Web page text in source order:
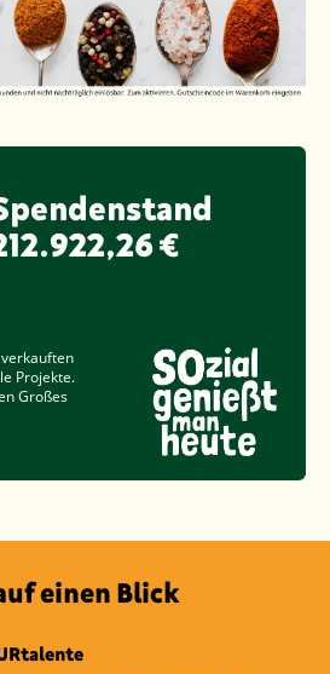
€
Projekte.
Großes
einen Blick